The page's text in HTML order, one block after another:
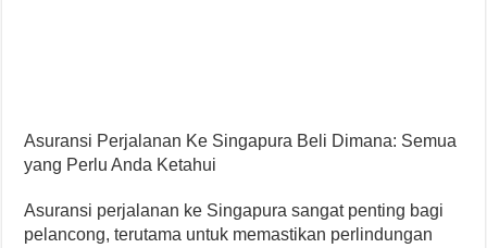
Asuransi Perjalanan Ke Singapura Beli Dimana: Semua
yang Perlu Anda Ketahui
Asuransi perjalanan ke Singapura sangat penting bagi
pelancong, terutama untuk memastikan perlindungan